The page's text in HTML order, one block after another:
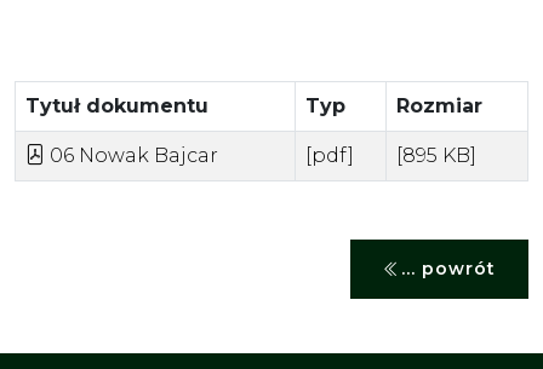
Tytuł dokumentu Typ Rozmiar
06 Nowak Bajcar [pdf] [895 KB]
... powrót